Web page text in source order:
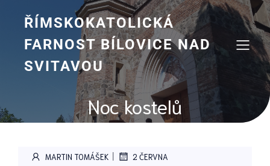
contentŘÍMSKOKATOLICKÁ
FARNOST BÍLOVICE NAD
SVITAVOU
Noc kostelů
MARTIN TOMÁŠEK | 2 ČERVNA